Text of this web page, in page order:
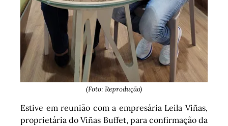
(Foto: Reprodução)
Estive em reunião com a empresária Leila Viñas,
proprietária do Viñas Buffet, para confirmação da